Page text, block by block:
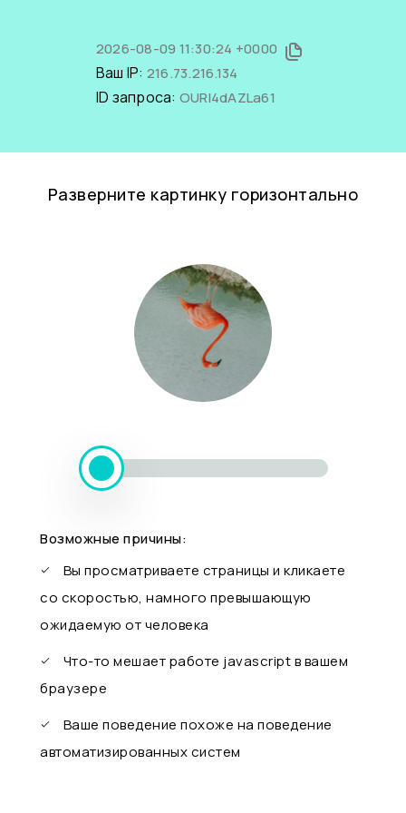
2026-08-09 11:30:24 +0000
Ваш IP: 216.73.216.134
ID запроса: OURI4dAZLa61
Разверните картинку горизонтально
Возможные причины:
Вы просматриваете страницы и кликаете
со скоростью, намного превышающую
ожидаемую от человека
Что-то мешает работе javascript в вашем
браузере
Ваше поведение похоже на поведение
автоматизированных систем